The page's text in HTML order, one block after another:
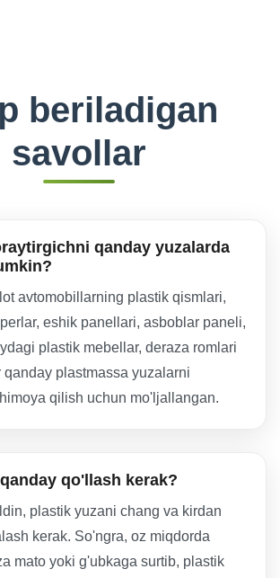
beriladigan
savollar
qanday yuzalarda
avtomobillarning plastik qismlari,
eshik panellari, asboblar paneli,
plastik mebellar, deraza romlari
qanday plastmassa yuzalarni
qilish uchun mo'ljallangan.
qo'llash kerak?
plastik yuzani chang va kirdan
kerak. So'ngra, oz miqdorda
mato yoki g'ubkaga surtib, plastik